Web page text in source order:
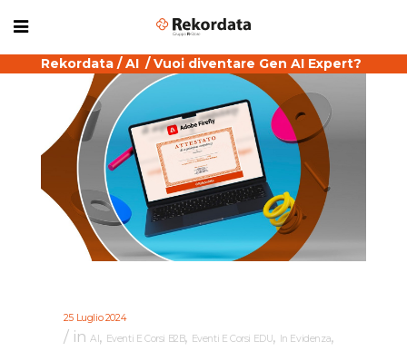
Rekordata /AI /Vuoi diventare Gen AI Expert?
25 Luglio 2024
in AI, Eventi E Corsi B2B, Eventi E Corsi EDU, In Evidenza,